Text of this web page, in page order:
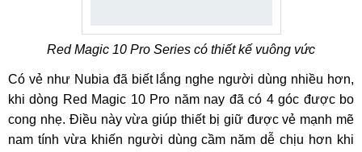
Red Magic 10 Pro Series có thiết kế vuông vức
Có vẻ như Nubia đã biết lắng nghe người dùng nhiều hơn,
khi dòng Red Magic 10 Pro năm nay đã có 4 góc được bo
cong nhẹ. Điều này vừa giúp thiết bị giữ được vẻ mạnh mẽ
nam tính vừa khiến người dùng cầm năm dễ chịu hơn khi